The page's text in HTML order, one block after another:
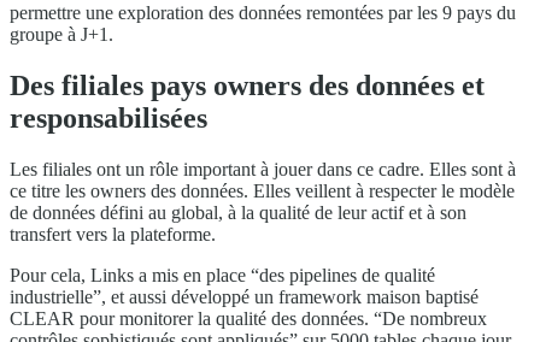
permettre une exploration des données remontées par les 9 pays du
groupe à J+1.
Des filiales pays owners des données et
responsabilisées
Les filiales ont un rôle important à jouer dans ce cadre. Elles sont à
ce titre les owners des données. Elles veillent à respecter le modèle
de données défini au global, à la qualité de leur actif et à son
transfert vers la plateforme.
Pour cela, Links a mis en place “des pipelines de qualité
industrielle”, et aussi développé un framework maison baptisé
CLEAR pour monitorer la qualité des données. “De nombreux